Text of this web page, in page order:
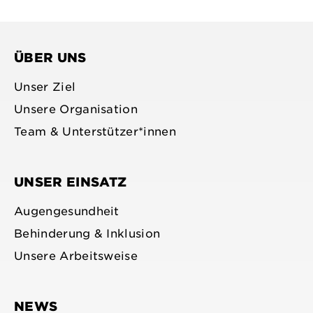
ÜBER UNS
Unser Ziel
Unsere Organisation
Team & Unterstützer*innen
UNSER EINSATZ
Augengesundheit
Behinderung & Inklusion
Unsere Arbeitsweise
NEWS